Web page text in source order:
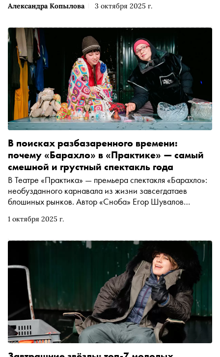
Александра Копылова 3 октября 2025 г.
1 октября 2025 г.
В поисках разбазаренного времени:
почему «Барахло» в «Практике» — самый
смешной и грустный спектакль года
В Театре «Практика» — премьера спектакля «Барахло»:
необузданного карнавала из жизни завсегдатаев
блошиных рынков. Автор «Сноба» Егор Шувалов
на барахолке не бывал, — стоит немедленно встать в